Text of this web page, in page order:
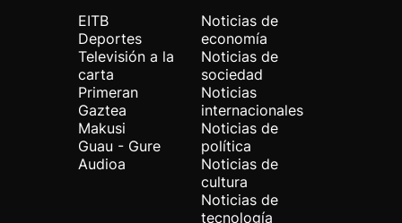
EITB
Deportes
Televisión a la
carta
Primeran
Gaztea
Makusi
Guau - Gure
Audioa
Noticias de
economía
Noticias de
sociedad
Noticias
internacionales
Noticias de
política
Noticias de
cultura
Noticias de
tecnología